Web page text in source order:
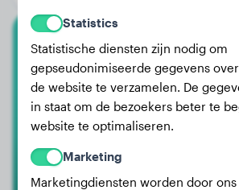
Boxer
Kronos
Statistics
Statistische diensten zijn nodig om
gepseudonimiseerde gegevens
de website te verzamelen. De
in staat om de bezoekers beter te
website te optimaliseren.
Marketing
Marketingdiensten worden door